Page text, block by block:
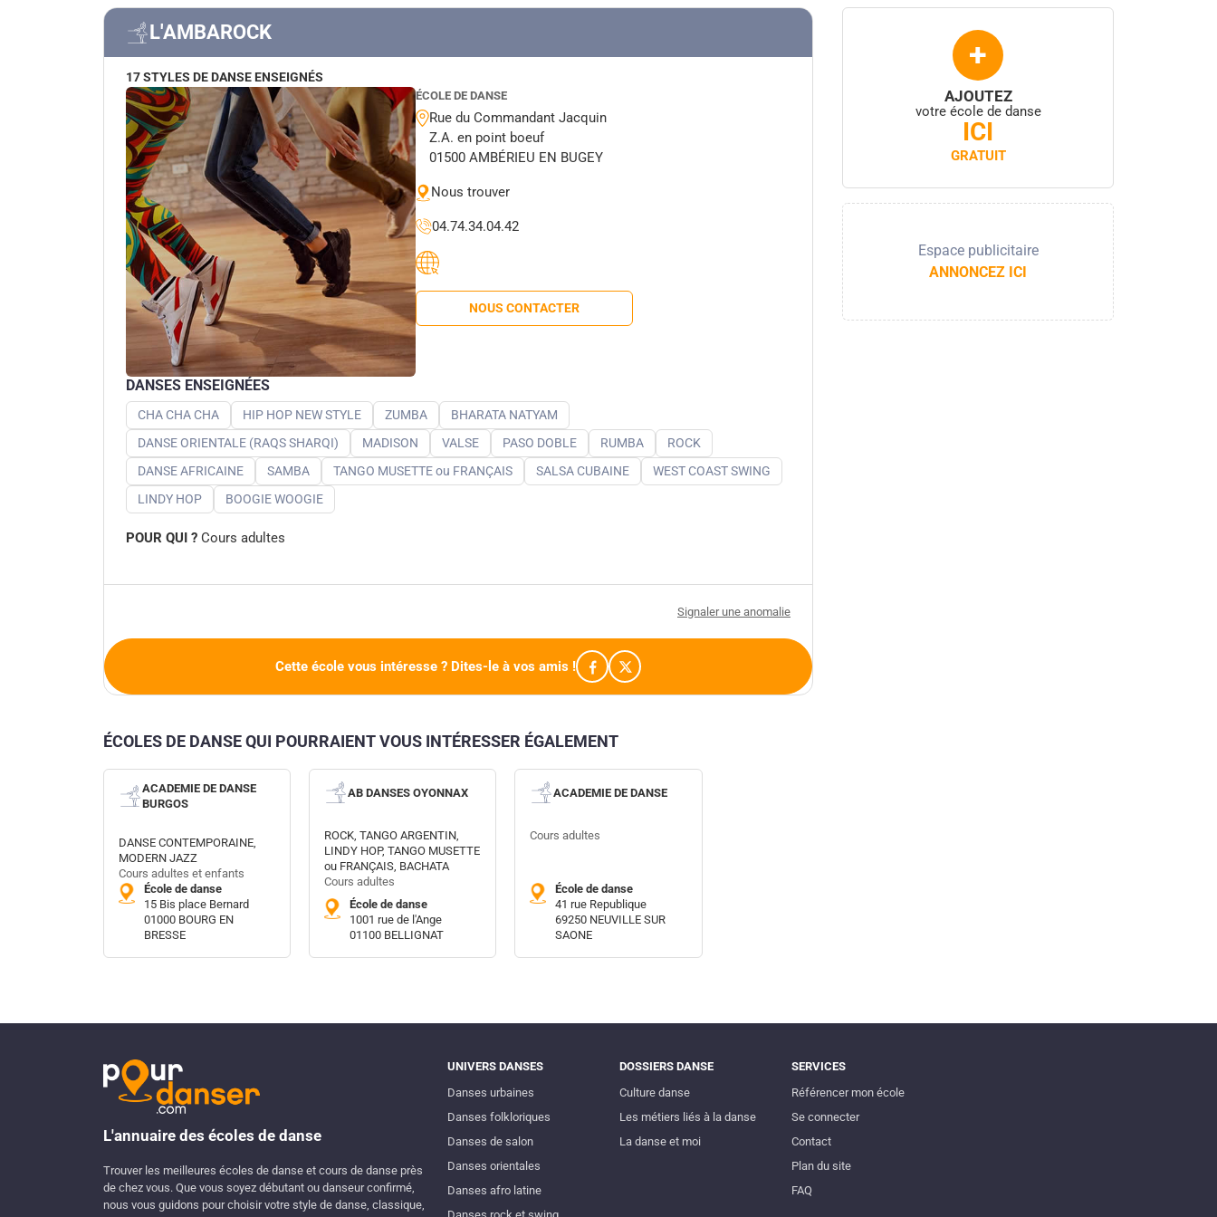
L'AMBAROCK
17 STYLES DE DANSE ENSEIGNÉS
ÉCOLE DE DANSE
Rue du Commandant Jacquin
Z.A. en point boeuf
01500 AMBÉRIEU EN BUGEY
Nous trouver
04.74.34.04.42
NOUS CONTACTER
DANSES ENSEIGNÉES
CHA CHA CHA HIP HOP NEW STYLE ZUMBA
BHARATA NATYAM
DANSE ORIENTALE (RAQS SHARQI)
MADISON VALSE PASO DOBLE RUMBA
ROCK
DANSE AFRICAINE
SAMBA TANGO MUSETTE ou FRANÇAIS SALSA CUBAINE
WEST COAST SWING
LINDY HOP
BOOGIE WOOGIE
POUR QUI ? Cours adultes
Signaler une anomalie
Cette école vous intéresse ? Dites-le à vos amis !
+
AJOUTEZ
votre école de danse
ICI
GRATUIT
Espace publicitaire
ANNONCEZ ICI
ÉCOLES DE DANSE QUI POURRAIENT VOUS INTÉRESSER ÉGALEMENT
ACADEMIE DE DANSE
BURGOS
DANSE CONTEMPORAINE,
MODERN JAZZ
Cours adultes et enfants
École de danse
15 Bis place Bernard
01000 BOURG EN
BRESSE
AB DANSES OYONNAX
ROCK, TANGO ARGENTIN,
LINDY HOP, TANGO MUSETTE
ou FRANÇAIS, BACHATA
Cours adultes
École de danse
1001 rue de l'Ange
01100 BELLIGNAT
ACADEMIE DE DANSE
Cours adultes
École de danse
41 rue Republique
69250 NEUVILLE SUR
SAONE
L'annuaire des écoles de danse
Trouver les meilleures écoles de danse et cours de danse près
de chez vous. Que vous soyez débutant ou danseur confirmé,
nous vous guidons pour choisir votre style de danse, classique,
UNIVERS DANSES
Danses urbaines
Danses folkloriques
Danses de salon
Danses orientales
Danses afro latine
DOSSIERS DANSE
Culture danse
Les métiers liés à la danse
La danse et moi
SERVICES
Référencer mon école
Se connecter
Contact
Plan du site
FAQ